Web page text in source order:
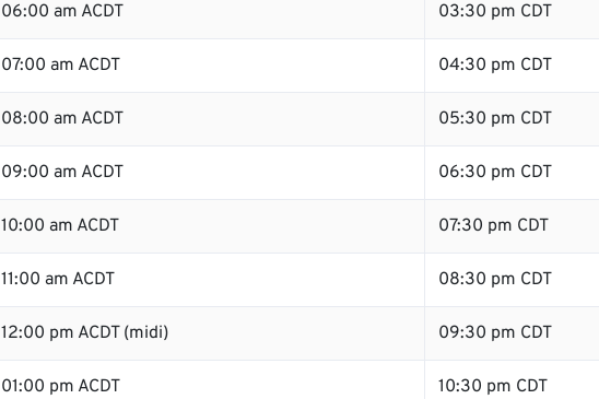
06:00 am ACDT 03:30 pm CDT
07:00 am ACDT 04:30 pm CDT
08:00 am ACDT 05:30 pm CDT
09:00 am ACDT 06:30 pm CDT
10:00 am ACDT 07:30 pm CDT
11:00 am ACDT 08:30 pm CDT
12:00 pm ACDT (midi) 09:30 pm CDT
01:00 pm ACDT 10:30 pm CDT